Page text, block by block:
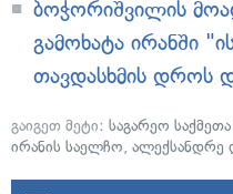
ბოჭორიშვილის
გამოხატა ირანში
თავდასხმის დროს
გაიგეთ მეტი: საგარეო
ირანის საელჩო, ალექსანდრე